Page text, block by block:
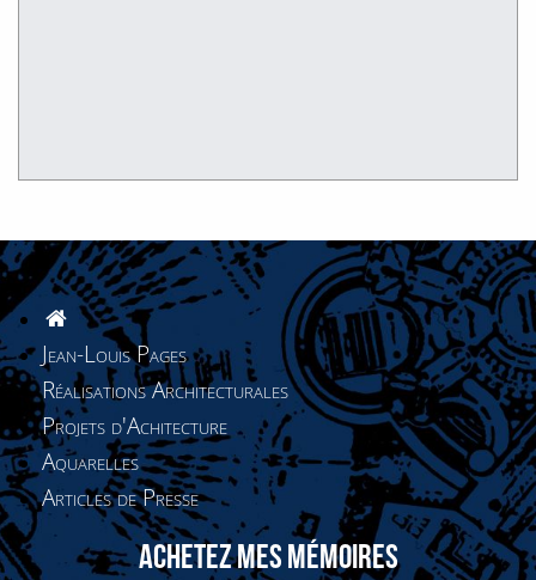
Jean-Louis Pages
Réalisations Architecturales
Projets d'Achitecture
Aquarelles
Articles de Presse
ACHETEZ MES MÉMOIRES